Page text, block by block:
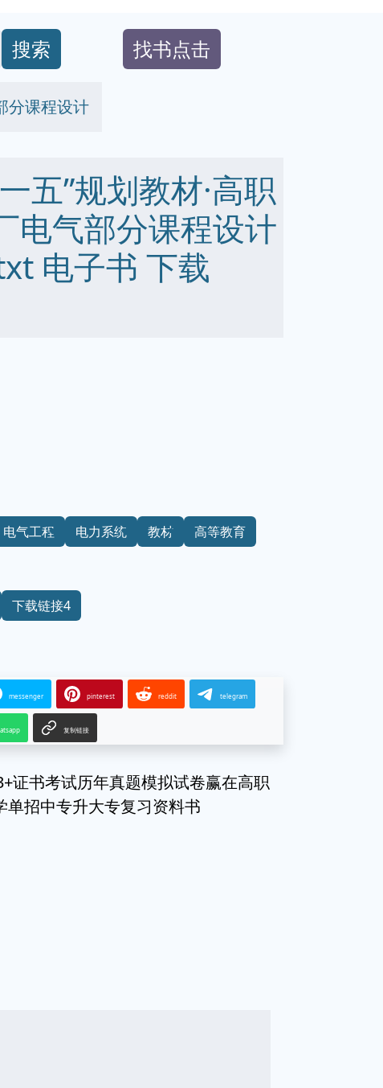
搜索 找书点击
分课程设计
五”规划教材·高职
电气部分课程设计
电子书 下载
电气工程 电力系统 教材
高等教育
下载链接4
messenger pinterest reddit telegram
复制链接
证书考试历年真题模拟试卷赢在高职
招中专升大专复习资料书